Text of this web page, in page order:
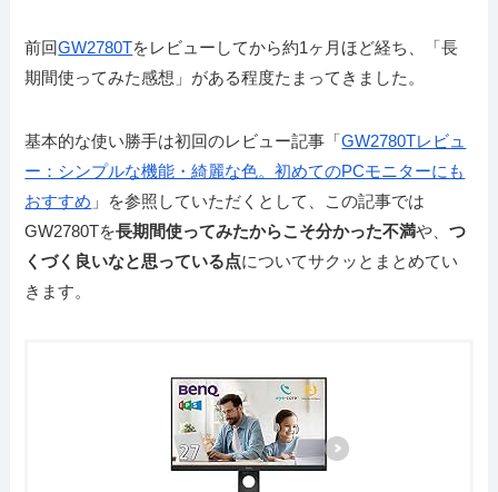
前回GW2780Tをレビューしてから約1ヶ月ほど経ち、「長
期間使ってみた感想」がある程度たまってきました。
基本的な使い勝手は初回のレビュー記事「GW2780Tレビュ
ー：シンプルな機能・綺麗な色。初めてのPCモニターにも
おすすめ 」を参照していただくとして、この記事では
GW2780Tを長期間使ってみたからこそ分かった不満や、つ
くづく良いなと思っている点についてサクッとまとめてい
きます。